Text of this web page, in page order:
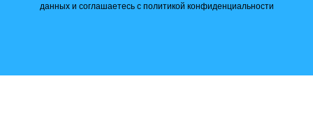
данных и соглашаетесь c политикой конфиденциальности